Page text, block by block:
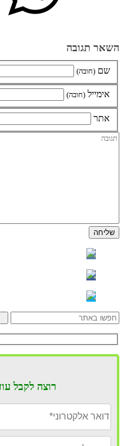
השאר תגובה
שם (חובה)
אימייל (חובה)
אתר
רוצה לקבל